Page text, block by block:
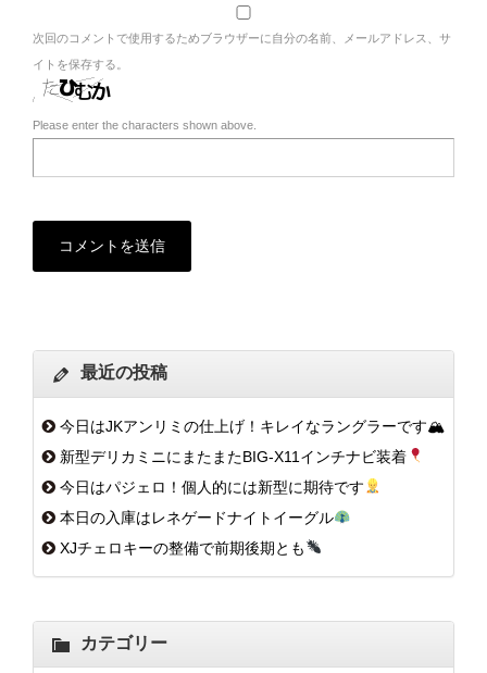
次回のコメントで使用するためブラウザーに自分の名前、メールアドレス、サ
イトを保存する。
Please enter the characters shown above.
最近の投稿
今日はJKアンリミの仕上げ！キレイなラングラーです🏔
新型デリカミニにまたまたBIG-X11インチナビ装着
今日はパジェロ！個人的には新型に期待です
本日の入庫はレネゲードナイトイーグル
XJチェロキーの整備で前期後期とも
カテゴリー